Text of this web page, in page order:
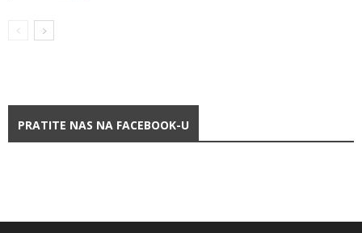
PRATITE NAS NA FACEBOOK-U